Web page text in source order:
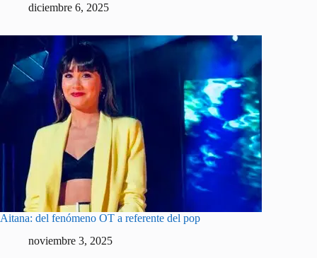
diciembre 6, 2025
Aitana: del fenómeno OT a referente del pop
noviembre 3, 2025